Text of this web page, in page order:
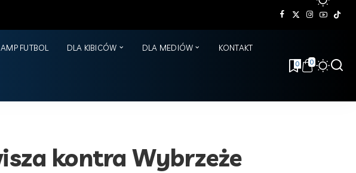
AMP FUTBOL DLA KIBICÓW DLA MEDIÓW KONTAKT
0 0
kontra Wybrzeże